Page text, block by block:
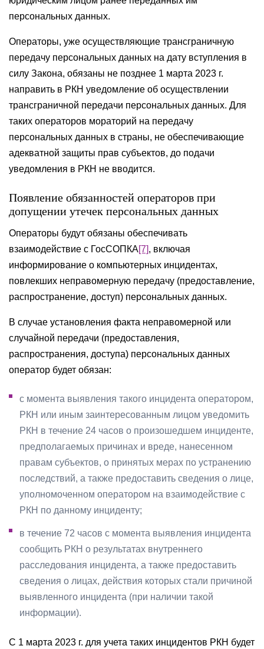
персональных данных.
Операторы, уже осуществляющие трансграничную
передачу персональных данных на дату вступления в
силу Закона, обязаны не позднее 1 марта 2023 г.
направить в РКН уведомление об осуществлении
трансграничной передачи персональных данных. Для
таких операторов мораторий на передачу
персональных данных в страны, не обеспечивающие
адекватной защиты прав субъектов, до подачи
уведомления в РКН не вводится.
Появление обязанностей операторов при
допущении утечек персональных данных
Операторы будут обязаны обеспечивать
взаимодействие с ГосСОПКА[7], включая
информирование о компьютерных инцидентах,
повлекших неправомерную передачу (предоставление,
распространение, доступ) персональных данных.
В случае установления факта неправомерной или
случайной передачи (предоставления,
распространения, доступа) персональных данных
оператор будет обязан:
с момента выявления такого инцидента оператором,
РКН или иным заинтересованным лицом уведомить
РКН в течение 24 часов о произошедшем инциденте,
предполагаемых причинах и вреде, нанесенном
правам субъектов, о принятых мерах по устранению
последствий, а также предоставить сведения о лице,
уполномоченном оператором на взаимодействие с
РКН по данному инциденту;
в течение 72 часов с момента выявления инцидента
сообщить РКН о результатах внутреннего
расследования инцидента, а также предоставить
сведения о лицах, действия которых стали причиной
выявленного инцидента (при наличии такой
информации).
С 1 марта 2023 г. для учета таких инцидентов РКН будет